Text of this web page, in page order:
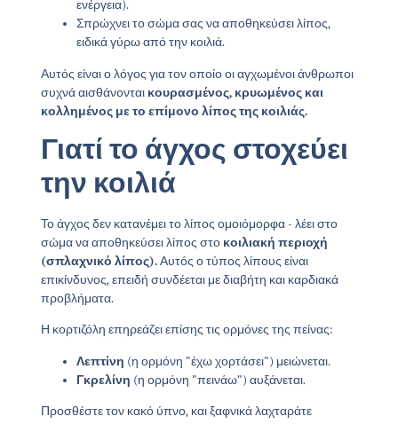
ενέργεια).
Σπρώχνει το σώμα σας να αποθηκεύσει λίπος,
ειδικά γύρω από την κοιλιά.
Αυτός είναι ο λόγος για τον οποίο οι αγχωμένοι άνθρωποι
συχνά αισθάνονται κουρασμένος, κρυωμένος και
κολλημένος με το επίμονο λίπος της κοιλιάς.
Γιατί το άγχος στοχεύει
την κοιλιά
Το άγχος δεν κατανέμει το λίπος ομοιόμορφα - λέει στο
σώμα να αποθηκεύσει λίπος στο κοιλιακή περιοχή
(σπλαχνικό λίπος).Αυτός ο τύπος λίπους είναι
επικίνδυνος, επειδή συνδέεται με διαβήτη και καρδιακά
προβλήματα.
Η κορτιζόλη επηρεάζει επίσης τις ορμόνες της πείνας:
Λεπτίνη (η ορμόνη "έχω χορτάσει") μειώνεται.
Γκρελίνη (η ορμόνη "πεινάω") αυξάνεται.
Προσθέστε τον κακό ύπνο, και ξαφνικά λαχταράτε